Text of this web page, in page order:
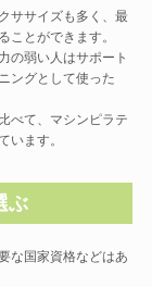
ササイズも多く、最
とができます。
の弱い人はサポート
ングとして使った
べて、マシンピラテ
います。
ぶ
な国家資格などはあ